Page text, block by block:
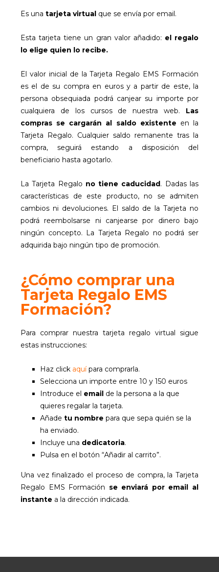
Es una tarjeta virtual que se envía por email.
Esta tarjeta tiene un gran valor añadido: el regalo
lo elige quien lo recibe.
El valor inicial de la Tarjeta Regalo EMS Formación
es el de su compra en euros y a partir de este, la
persona obsequiada podrá canjear su importe por
cualquiera de los cursos de nuestra web. Las
compras se cargarán al saldo existente en la
Tarjeta Regalo. Cualquier saldo remanente tras la
compra, seguirá estando a disposición del
beneficiario hasta agotarlo.
La Tarjeta Regalo no tiene caducidad. Dadas las
características de este producto, no se admiten
cambios ni devoluciones. El saldo de la Tarjeta no
podrá reembolsarse ni canjearse por dinero bajo
ningún concepto. La Tarjeta Regalo no podrá ser
adquirida bajo ningún tipo de promoción.
¿Cómo comprar una
Tarjeta Regalo EMS
Formación?
Para comprar nuestra tarjeta regalo virtual sigue
estas instrucciones:
Haz click aquípara comprarla.
Selecciona un importe entre 10 y 150 euros
Introduce el email de la persona a la que
quieres regalar la tarjeta.
Añade tu nombre para que sepa quién se la
ha enviado.
Incluye una dedicatoria.
Pulsa en el botón “Añadir al carrito”.
Una vez finalizado el proceso de compra, la Tarjeta
Regalo EMS Formación se enviará por email al
instante a la dirección indicada.